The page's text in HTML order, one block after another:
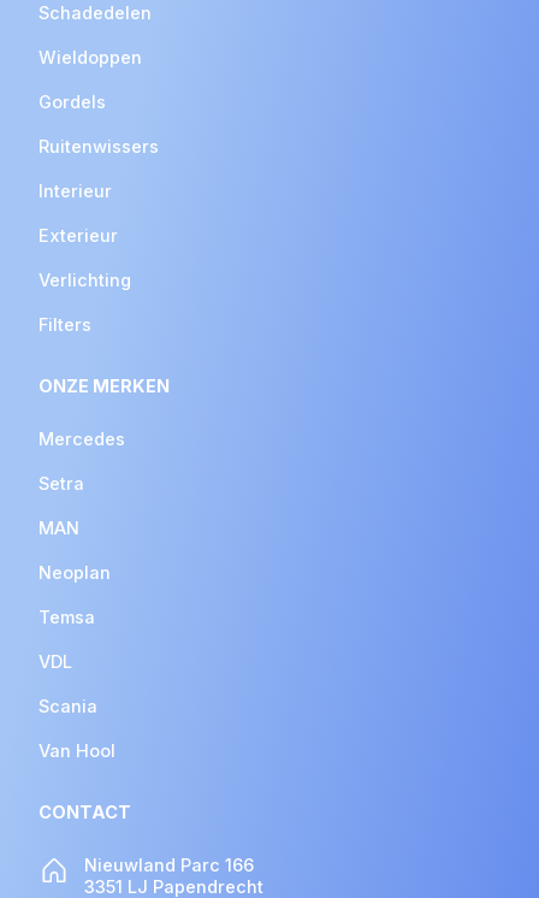
Schadedelen
Wieldoppen
Gordels
Ruitenwissers
Interieur
Exterieur
Verlichting
Filters
ONZE MERKEN
Mercedes
Setra
MAN
Neoplan
Temsa
VDL
Scania
Van Hool
CONTACT
Nieuwland Parc 166
3351 LJ Papendrecht